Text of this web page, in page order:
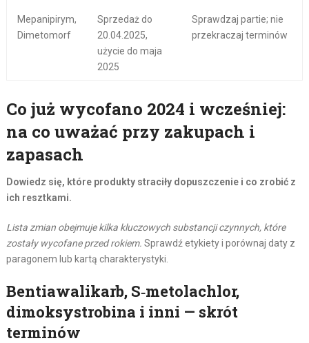
Mepanipirym,
Dimetomorf
Sprzedaż do
20.04.2025,
użycie do maja
2025
Sprawdzaj partie; nie
przekraczaj terminów
Co już wycofano 2024 i wcześniej:
na co uważać przy zakupach i
zapasach
Dowiedz się, które produkty straciły dopuszczenie i co zrobić z
ich resztkami.
Lista zmian obejmuje kilka kluczowych substancji czynnych, które
zostały wycofane przed rokiem. Sprawdź etykiety i porównaj daty z
paragonem lub kartą charakterystyki.
Bentiawalikarb, S‑metolachlor,
dimoksystrobina i inni — skrót
terminów